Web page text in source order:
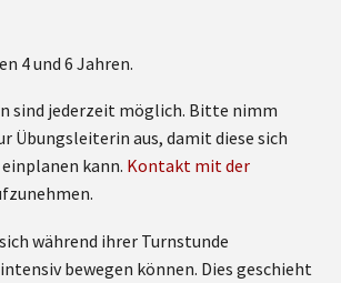
4 und 6 Jahren.
sind jederzeit möglich. Bitte nimm
Übungsleiterin aus, damit diese sich
kann. Kontakt mit der
während ihrer Turnstunde
bewegen können. Dies geschieht